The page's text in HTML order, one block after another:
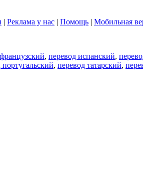
| Реклама у нас | Помощь | Мобильная
, перевод испанский,
португальский, перевод татарский,